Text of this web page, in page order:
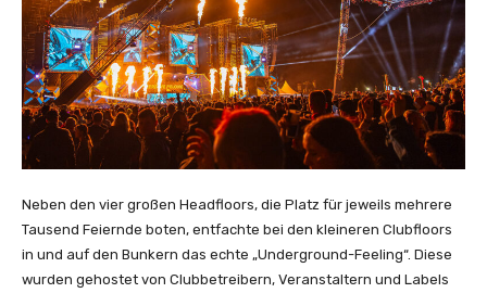
Neben den vier großen Headfloors, die Platz für jeweils mehrere
Tausend Feiernde boten, entfachte bei den kleineren Clubfloors
in und auf den Bunkern das echte „Underground-Feeling“. Diese
wurden gehostet von Clubbetreibern, Veranstaltern und Labels